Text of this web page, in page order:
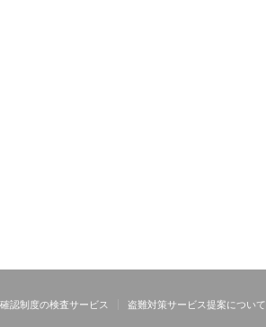
認制度の検査サービス 盗難対策サービス提案について